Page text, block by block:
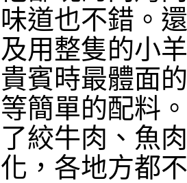
味道也不錯。
及用整隻的小
貴賓時最體面
等簡單的配料
了絞牛肉、魚
化，各地方都